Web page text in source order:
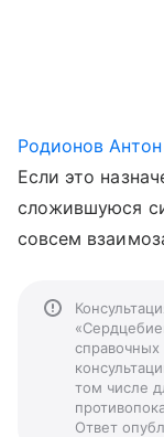
Родионов
Если это
сложившуюся
совсем
том числе
Ответ